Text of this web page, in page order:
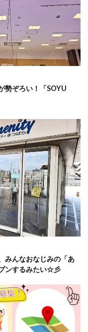
勢ぞろい！「SOYU
みんなおなじみの「あ
ンするみたい☆彡